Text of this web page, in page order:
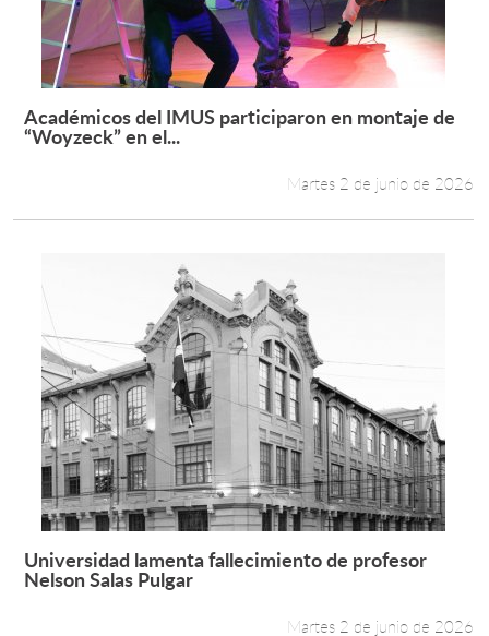
Leer más +
Académicos del IMUS participaron en montaje de
“Woyzeck” en el...
Martes 2 de junio de 2026
Leer más +
Universidad lamenta fallecimiento de profesor
Nelson Salas Pulgar
Martes 2 de junio de 2026